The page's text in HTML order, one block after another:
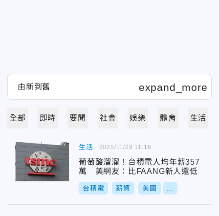
全部 即時 要聞 社會 娛樂 體育 生活
生活
葡萄酸溜溜！台積電人均年薪357
萬 美網友：比FAANG新人還低
台積電 薪資 美國
2025/11/29 11:16